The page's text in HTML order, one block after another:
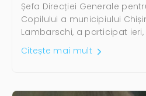
Șefa Direcției Generale
Copilului a municipiului
Lambarschi, a participat ieri,
Citește mai mult